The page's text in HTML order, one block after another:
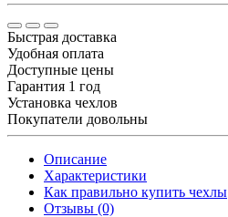
Быстрая доставка
Удобная оплата
Доступные цены
Гарантия 1 год
Установка чехлов
Покупатели довольны
Описание
Характеристики
Как правильно купить чехлы
Отзывы (0)